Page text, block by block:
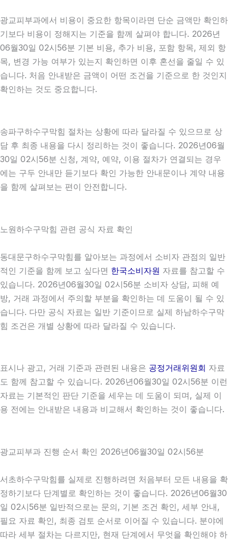
광교피부과에서 비용이 중요한 항목이라면 단순 금액만 확인하
기보다 비용이 정해지는 기준을 함께 살펴야 합니다. 2026년
06월30일 02시56분 기본 비용, 추가 비용, 포함 항목, 제외 항
목, 변경 가능 여부가 있는지 확인하면 이후 혼선을 줄일 수 있
습니다. 처음 안내받은 금액이 어떤 조건을 기준으로 한 것인지
확인하는 것도 중요합니다.
송파구하수구막힘 절차는 상황에 따라 달라질 수 있으므로 상
담 후 최종 내용을 다시 정리하는 것이 좋습니다. 2026년06월
30일 02시56분 신청, 계약, 예약, 이용 절차가 연결되는 경우
에는 구두 안내만 듣기보다 확인 가능한 안내문이나 계약 내용
을 함께 살펴보는 편이 안전합니다.
노원하수구막힘 관련 공식 자료 확인
동대문구하수구막힘를 알아보는 과정에서 소비자 관점의 일반
적인 기준을 함께 보고 싶다면 한국소비자원 자료를 참고할 수
있습니다. 2026년06월30일 02시56분 소비자 상담, 피해 예
방, 거래 과정에서 주의할 부분을 확인하는 데 도움이 될 수 있
습니다. 다만 공식 자료는 일반 기준이므로 실제 하남하수구막
힘 조건은 개별 상황에 따라 달라질 수 있습니다.
표시나 광고, 거래 기준과 관련된 내용은 공정거래위원회 자료
도 함께 참고할 수 있습니다. 2026년06월30일 02시56분 이런
자료는 기본적인 판단 기준을 세우는 데 도움이 되며, 실제 이
용 전에는 안내받은 내용과 비교해서 확인하는 것이 좋습니다.
광교피부과 진행 순서 확인 2026년06월30일 02시56분
서초하수구막힘를 실제로 진행하려면 처음부터 모든 내용을 확
정하기보다 단계별로 확인하는 것이 좋습니다. 2026년06월30
일 02시56분 일반적으로는 문의, 기본 조건 확인, 세부 안내,
필요 자료 확인, 최종 검토 순서로 이어질 수 있습니다. 분야에
따라 세부 절차는 다르지만, 현재 단계에서 무엇을 확인해야 하